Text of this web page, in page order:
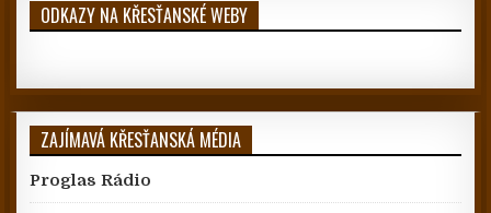
ODKAZY NA KŘESŤANSKÉ WEBY
ZAJÍMAVÁ KŘESŤANSKÁ MÉDIA
Proglas Rádio